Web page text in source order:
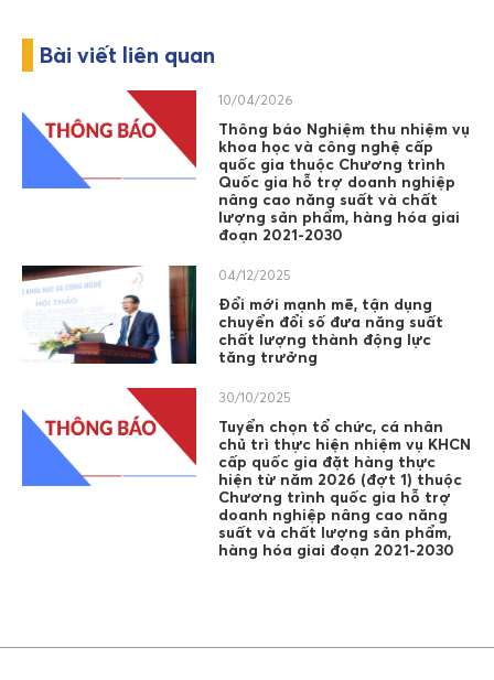
Bài viết liên quan
10/04/2026
Thông báo Nghiệm thu nhiệm vụ
khoa học và công nghệ cấp
quốc gia thuộc Chương trình
Quốc gia hỗ trợ doanh nghiệp
nâng cao năng suất và chất
lượng sản phẩm, hàng hóa giai
đoạn 2021-2030
04/12/2025
Đổi mới mạnh mẽ, tận dụng
chuyển đổi số đưa năng suất
chất lượng thành động lực
tăng trưởng
30/10/2025
Tuyển chọn tổ chức, cá nhân
chủ trì thực hiện nhiệm vụ KHCN
cấp quốc gia đặt hàng thực
hiện từ năm 2026 (đợt 1) thuộc
Chương trình quốc gia hỗ trợ
doanh nghiệp nâng cao năng
suất và chất lượng sản phẩm,
hàng hóa giai đoạn 2021-2030